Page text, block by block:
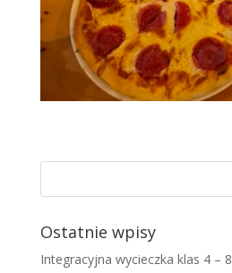
Ostatnie wpisy
Integracyjna wycieczka klas 4 – 8